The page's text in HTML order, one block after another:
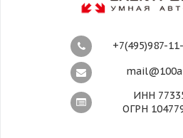
+7(495)987-
ИНН
ОГРН